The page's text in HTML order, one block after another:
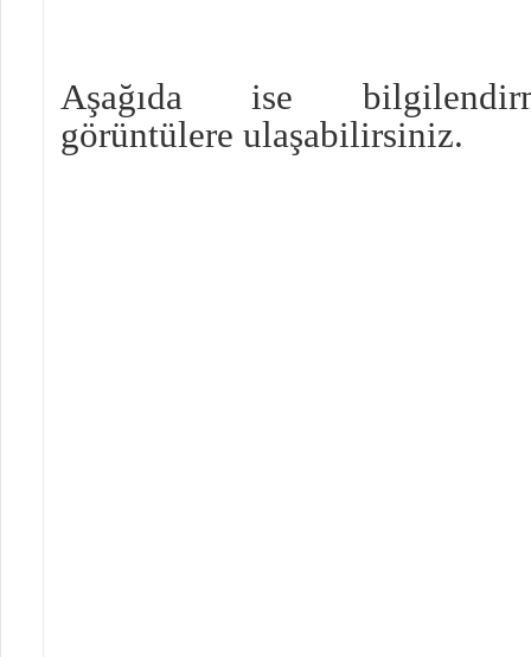
Aşağıda ise
görüntülere ulaşabilirsiniz.